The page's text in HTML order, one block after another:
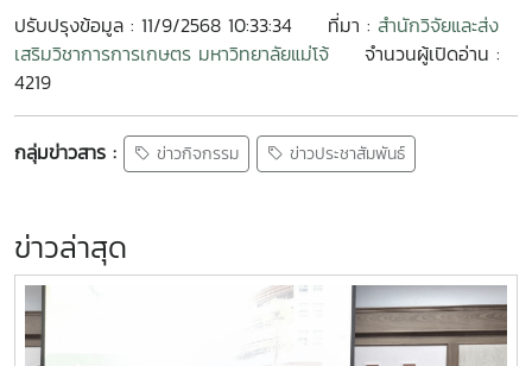
ปรับปรุงข้อมูล : 11/9/2568 10:33:34 ที่มา : สำนักวิจัยและส่ง
เสริมวิชาการการเกษตร มหาวิทยาลัยแม่โจ้
จำนวนผู้เปิดอ่าน :
4219
กลุ่มข่าวสาร : ข่าวกิจกรรม ข่าวประชาสัมพันธ์
ข่าวล่าสุด